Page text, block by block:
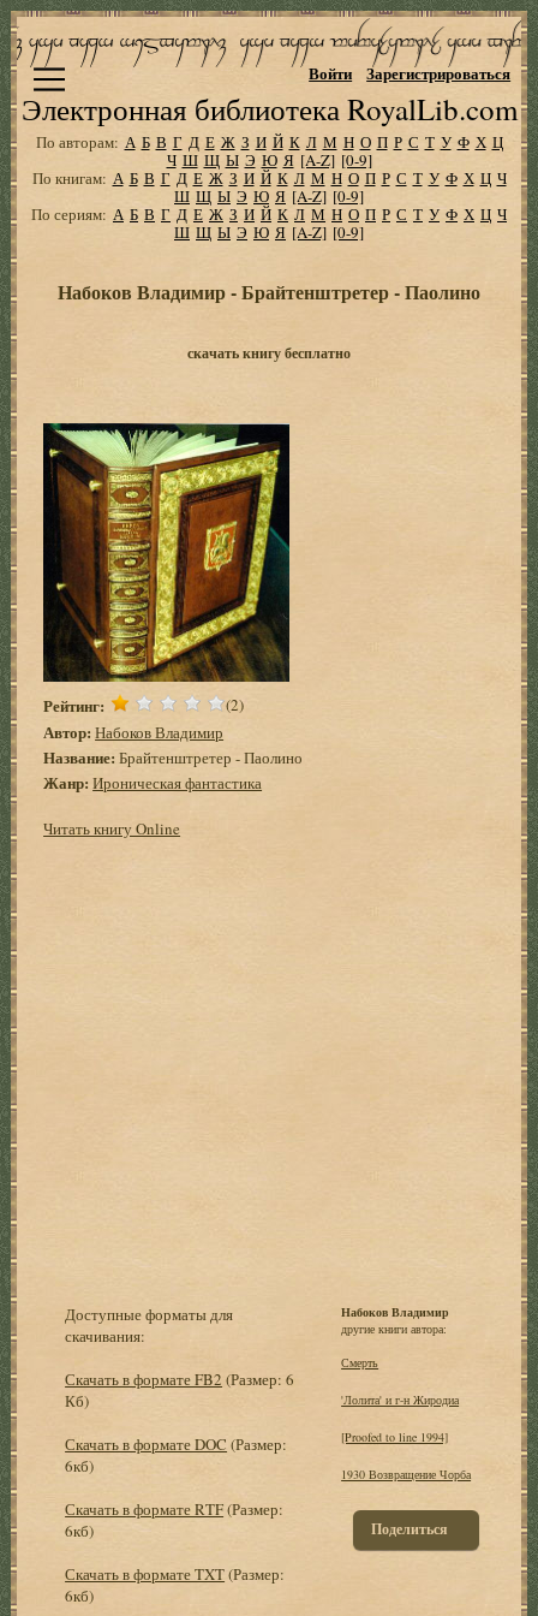
Электронная библиотека RoyalLib.com
Войти Зарегистрироваться
По авторам: А Б В Г Д Е Ж З И Й К Л М Н О П Р С Т У Ф Х Ц
Ч Ш Щ Ы Э Ю Я [A-Z] [0-9]
По книгам: А Б В Г Д Е Ж З И Й К Л М Н О П Р С Т У Ф Х Ц Ч
Ш Щ Ы Э Ю Я [A-Z] [0-9]
По сериям: А Б В Г Д Е Ж З И Й К Л М Н О П Р С Т У Ф Х Ц Ч
Ш Щ Ы Э Ю Я [A-Z] [0-9]
Набоков Владимир - Брайтенштретер - Паолино
скачать книгу бесплатно
Рейтинг: (2)
Автор: Набоков Владимир
Название: Брайтенштретер - Паолино
Жанр: Ироническая фантастика
Читать книгу Online
Доступные форматы для
скачивания:
Скачать в формате FB2 (Размер: 6
Кб)
Скачать в формате DOC (Размер:
6кб)
Скачать в формате RTF(Размер:
6кб)
Скачать в формате TXT(Размер:
6кб)
Набоков Владимир
другие книги автора:
Смерть
'Лолита' и г-н Жиродиа
[Proofed to line 1994]
1930 Возвращение Чорба
Поделиться